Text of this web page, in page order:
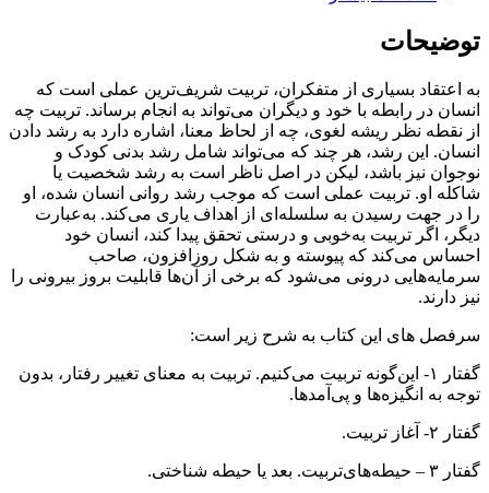
توضیحات
به اعتقاد بسیاری از متفکران، تربیت شریف‌ترین عملی است که
انسان در رابطه با خود و دیگران می‌تواند به انجام برساند. تربیت چه
از نقطه نظر ریشه لغوی، چه از لحاظ معنا، اشاره دارد به رشد دادن
انسان. این رشد، هر چند که می‌تواند شامل رشد بدنی کودک و
نوجوان نیز باشد، لیکن در اصل ناظر است به رشد شخصیت یا
شاکله او. تربیت عملی است که موجب رشد روانی انسان شده، او
را در جهت رسیدن به سلسله‌ای از اهداف یاری می‌کند. به‌عبارت
دیگر، اگر تربیت به‌خوبی و درستی تحقق پیدا کند، انسان خود
احساس می‌کند که پیوسته و به شکل روزافزون، صاحب
سرمایه‌هایی درونی می‌شود که برخی از آن‌ها قابلیت بروز بیرونی را
نیز دارند.
سرفصل های این کتاب به شرح زیر است:
گفتار ۱- این‌گونه تربیت می‌کنیم. تربیت به معنای تغییر رفتار، بدون
توجه به انگیزه‌ها و پی‌آمدها.
گفتار‌ ۲- آغاز تربیت‌.
گفتار ۳ – حیطه‌های‌تربیت‌. بعد یا حیطه شناختی‌.